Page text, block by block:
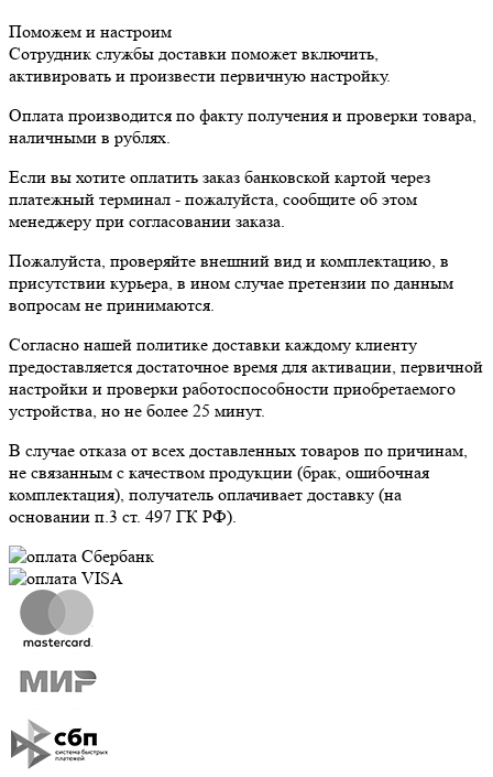
Поможем и настроим
Сотрудник службы доставки поможет включить,
активировать и произвести первичную настройку.
Оплата производится по факту получения и проверки товара,
наличными в рублях.
Если вы хотите оплатить заказ банковской картой через
платежный терминал - пожалуйста, сообщите об этом
менеджеру при согласовании заказа.
Пожалуйста, проверяйте внешний вид и комплектацию, в
присутствии курьера, в ином случае претензии по данным
вопросам не принимаются.
Согласно нашей политике доставки каждому клиенту
предоставляется достаточное время для активации, первичной
настройки и проверки работоспособности приобретаемого
устройства, но не более 25 минут.
В случае отказа от всех доставленных товаров по причинам,
не связанным с качеством продукции (брак, ошибочная
комплектация), получатель оплачивает доставку (на
основании п.3 ст. 497 ГК РФ).